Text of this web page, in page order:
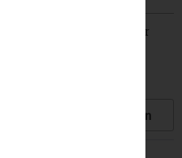
und bleiben Sie stets über
Speichern